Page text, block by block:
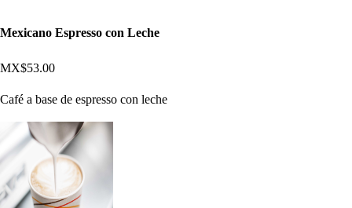
Mexicano Espresso con Leche
MX$53.00
Café a base de espresso con leche